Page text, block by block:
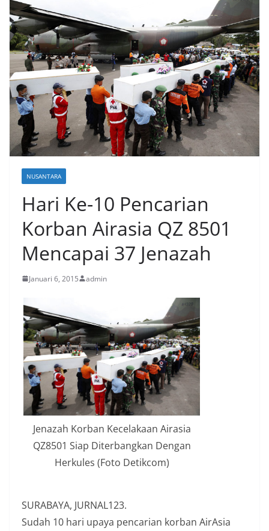
NUSANTARA
Hari Ke-10 Pencarian
Korban Airasia QZ 8501
Mencapai 37 Jenazah
Januari 6, 2015 admin
Jenazah Korban Kecelakaan Airasia
QZ8501 Siap Diterbangkan Dengan
Herkules (Foto Detikcom)
SURABAYA, JURNAL123.
Sudah 10 hari upaya pencarian korban AirAsia